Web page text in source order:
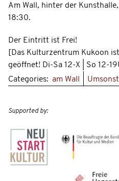
Am Wall, hinter der
18:30.
Der Eintritt ist Frei!
[Das Kulturzentrum Kukoon
geöffnet! Di-Sa 12-X | So 12-
Categories: am Wall
Supported by: